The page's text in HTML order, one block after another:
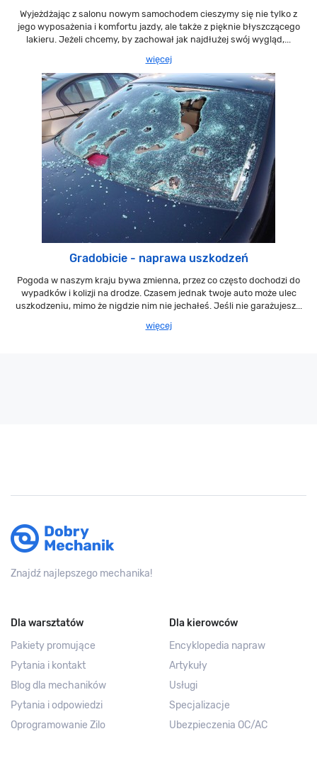
Wyjeżdżając z salonu nowym samochodem cieszymy się nie tylko z
jego wyposażenia i komfortu jazdy, ale także z pięknie błyszczącego
lakieru. Jeżeli chcemy, by zachował jak najdłużej swój wygląd,...
więcej
Gradobicie - naprawa uszkodzeń
Pogoda w naszym kraju bywa zmienna, przez co często dochodzi do
wypadków i kolizji na drodze. Czasem jednak twoje auto może ulec
uszkodzeniu, mimo że nigdzie nim nie jechałeś. Jeśli nie garażujesz...
więcej
Znajdź najlepszego mechanika!
Dla warsztatów
Pakiety promujące
Pytania i kontakt
Blog dla mechaników
Pytania i odpowiedzi
Oprogramowanie Zilo
Dla kierowców
Encyklopedia napraw
Artykuły
Usługi
Specjalizacje
Ubezpieczenia OC/AC